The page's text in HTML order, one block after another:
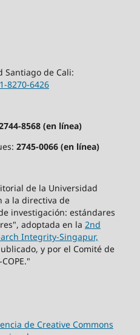
Santiago de Cali:
8270-6426
8568 (en línea)
2745-0066 (en línea)
de la Universidad
a la directiva de
investigación: estándares
adoptada en la 2nd
Integrity-Singapur,
y por el Comité de
de Creative Commons